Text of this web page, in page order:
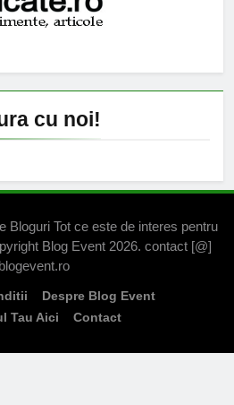
cu noi!
Bloguri Tot ce este de interes pentru
Blog Event 2026. contact [@]
blogevent.ro
Despre Blog Event
Tau Aici
Contact